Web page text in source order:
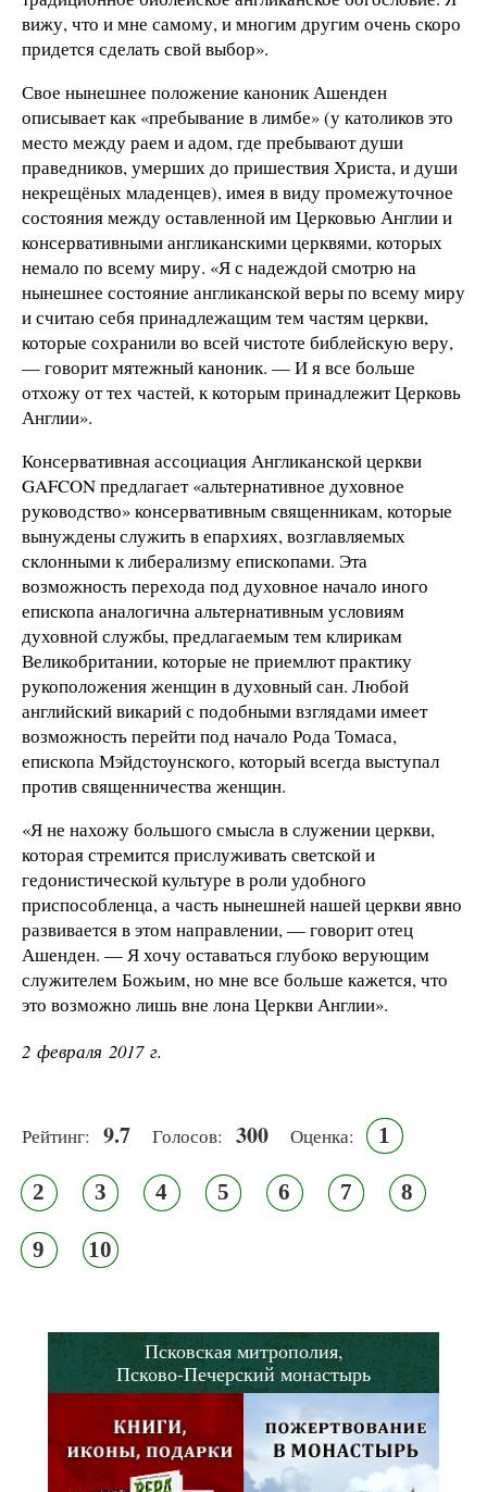
вижу, что и мне самому, и многим другим очень скоро
придется сделать свой выбор».
Свое нынешнее положение каноник Ашенден
описывает как «пребывание в лимбе» (у католиков это
место между раем и адом, где пребывают души
праведников, умерших до пришествия Христа, и души
некрещёных младенцев), имея в виду промежуточное
состояния между оставленной им Церковью Англии и
консервативными англиканскими церквями, которых
немало по всему миру. «Я с надеждой смотрю на
нынешнее состояние англиканской веры по всему миру
и считаю себя принадлежащим тем частям церкви,
которые сохранили во всей чистоте библейскую веру,
— говорит мятежный каноник. — И я все больше
отхожу от тех частей, к которым принадлежит Церковь
Англии».
Консервативная ассоциация Англиканской церкви
GAFCON предлагает «альтернативное духовное
руководство» консервативным священникам, которые
вынуждены служить в епархиях, возглавляемых
склонными к либерализму епископами. Эта
возможность перехода под духовное начало иного
епископа аналогична альтернативным условиям
духовной службы, предлагаемым тем клирикам
Великобритании, которые не приемлют практику
рукоположения женщин в духовный сан. Любой
английский викарий с подобными взглядами имеет
возможность перейти под начало Рода Томаса,
епископа Мэйдстоунского, который всегда выступал
против священничества женщин.
«Я не нахожу большого смысла в служении церкви,
которая стремится прислуживать светской и
гедонистической культуре в роли удобного
приспособленца, а часть нынешней нашей церкви явно
развивается в этом направлении, — говорит отец
Ашенден. — Я хочу оставаться глубоко верующим
служителем Божьим, но мне все больше кажется, что
это возможно лишь вне лона Церкви Англии».
2 февраля 2017 г.
Рейтинг: 9.7 Голосов: 300 Оценка: 1
2 3 4 5 6 7 8
9 10
Псковская митрополия,
Псково-Печерский монастырь